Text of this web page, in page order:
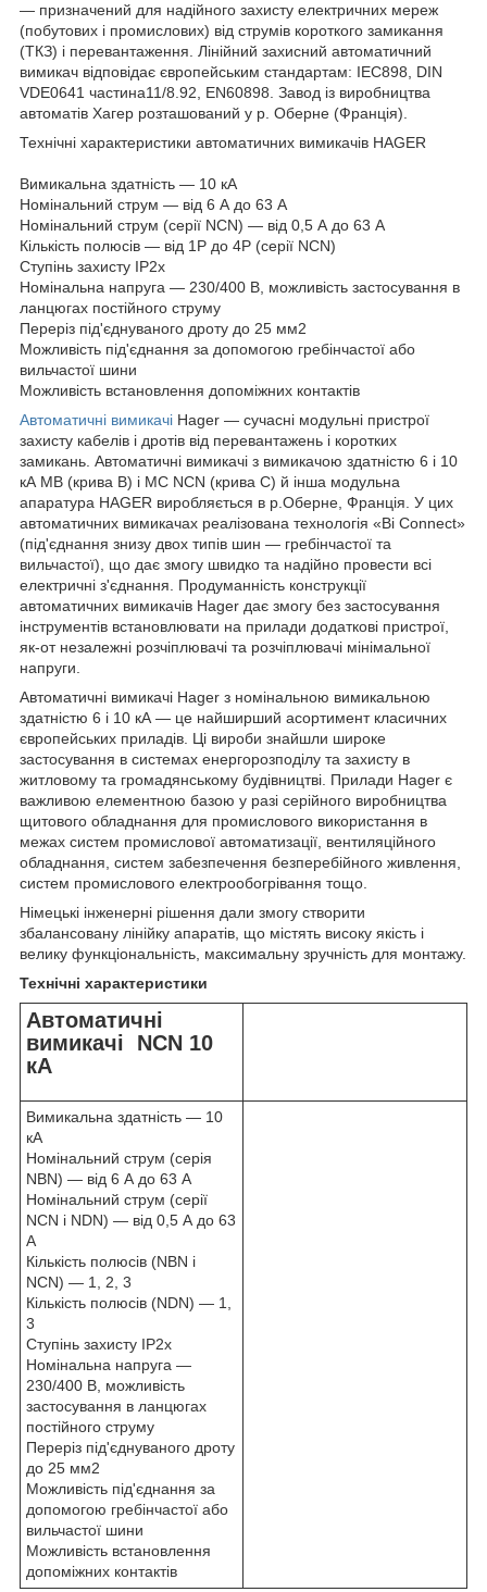
— призначений для надійного захисту електричних мереж
(побутових і промислових) від струмів короткого замикання
(ТКЗ) і перевантаження. Лінійний захисний автоматичний
вимикач відповідає європейським стандартам: IEC898, DIN
VDE0641 частина11/8.92, EN60898. Завод із виробництва
автоматів Хагер розташований у р. Оберне (Франція).
Технічні характеристики автоматичних вимикачів HAGER
Вимикальна здатність — 10 кА
Номінальний струм — від 6 А до 63 А
Номінальний струм (серії NCN) — від 0,5 А до 63 А
Кількість полюсів — від 1P до 4P (серії NCN)
Ступінь захисту IP2х
Номінальна напруга — 230/400 В, можливість застосування в
ланцюгах постійного струму
Переріз під'єднуваного дроту до 25 мм2
Можливість під'єднання за допомогою гребінчастої або
вильчастої шини
Можливість встановлення допоміжних контактів
Автоматичні вимикачі Hager — сучасні модульні пристрої
захисту кабелів і дротів від перевантажень і коротких
замикань. Автоматичні вимикачі з вимикачою здатністю 6 і 10
кА MB (крива В) і MC NCN (крива С) й інша модульна
апаратура HAGER виробляється в р.Оберне, Франція. У цих
автоматичних вимикачах реалізована технологія «Bi Connect»
(під'єднання знизу двох типів шин — гребінчастої та
вильчастої), що дає змогу швидко та надійно провести всі
електричні з'єднання. Продуманність конструкції
автоматичних вимикачів Hager дає змогу без застосування
інструментів встановлювати на прилади додаткові пристрої,
як-от незалежні розчіплювачі та розчіплювачі мінімальної
напруги.
Автоматичні вимикачі Hager з номінальною вимикальною
здатністю 6 і 10 кА — це найширший асортимент класичних
європейських приладів. Ці вироби знайшли широке
застосування в системах енергорозподілу та захисту в
житловому та громадянському будівництві. Прилади Hager є
важливою елементною базою у разі серійного виробництва
щитового обладнання для промислового використання в
межах систем промислової автоматизації, вентиляційного
обладнання, систем забезпечення безперебійного живлення,
систем промислового електрообогрівання тощо.
Німецькі інженерні рішення дали змогу створити
збалансовану лінійку апаратів, що містять високу якість і
велику функціональність, максимальну зручність для монтажу.
Технічні характеристики
Автоматичні
вимикачі NCN 10
кА
Вимикальна здатність — 10
кА
Номінальний струм (серія
NBN) — від 6 А до 63 А
Номінальний струм (серії
NCN і NDN) — від 0,5 А до 63
А
Кількість полюсів (NBN і
NCN) — 1, 2, 3
Кількість полюсів (NDN) — 1,
3
Ступінь захисту IP2х
Номінальна напруга —
230/400 В, можливість
застосування в ланцюгах
постійного струму
Переріз під'єднуваного дроту
до 25 мм2
Можливість під'єднання за
допомогою гребінчастої або
вильчастої шини
Можливість встановлення
допоміжних контактів